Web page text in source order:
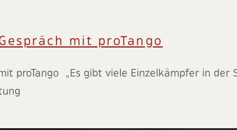
mit proTango
proTango „Es gibt viele Einzelkämpfer in